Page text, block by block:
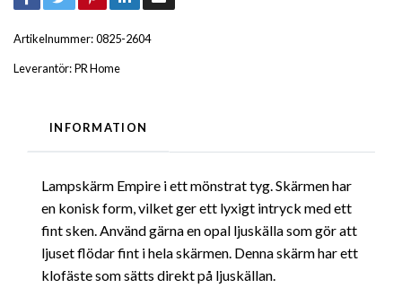
Artikelnummer:0825-2604
Leverantör:PR Home
INFORMATION
Lampskärm Empire i ett mönstrat tyg. Skärmen har
en konisk form, vilket ger ett lyxigt intryck med ett
fint sken. Använd gärna en opal ljuskälla som gör att
ljuset flödar fint i hela skärmen. Denna skärm har ett
klofäste som sätts direkt på ljuskällan.